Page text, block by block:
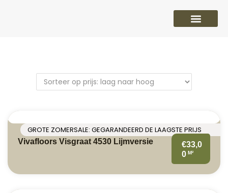
GROTE ZOMERSALE: GEGARANDEERD DE LAAGSTE PRIJS
Vivafloors Visgraat 4530 Lijmversie
€33,0
0 M²